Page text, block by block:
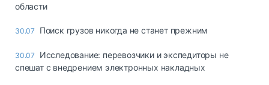
области
30.07 Поиск грузов никогда не станет прежним
30.07
Исследование: перевозчики и экспедиторы не
спешат с внедрением электронных накладных